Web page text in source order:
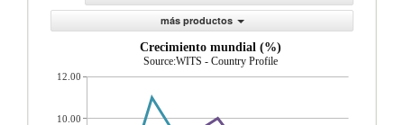
más productos
Crecimiento mundial (%)
Source:WITS - Country Profile
12.00
10.00